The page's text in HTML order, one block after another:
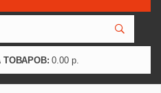
ТОВАРОВ: 0.00 р.